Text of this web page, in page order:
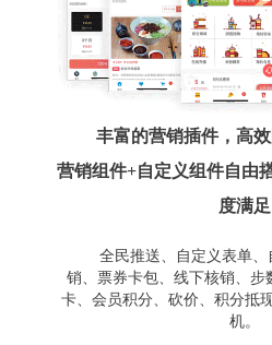
丰富的营销插件，高
营销组件+自定义组件自由
度满足
全民推送、自定义表单
销、票券卡包、线下核销、步
卡、会员积分、砍价、积分抵
机。